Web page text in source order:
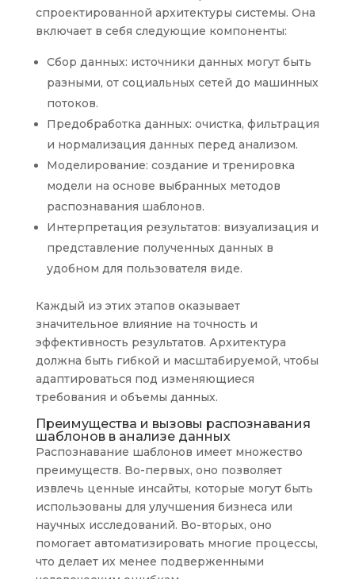
спроектированной архитектуры системы. Она
включает в себя следующие компоненты:
Сбор данных: источники данных могут быть
разными, от социальных сетей до машинных
потоков.
Предобработка данных: очистка, фильтрация
и нормализация данных перед анализом.
Моделирование: создание и тренировка
модели на основе выбранных методов
распознавания шаблонов.
Интерпретация результатов: визуализация и
представление полученных данных в
удобном для пользователя виде.
Каждый из этих этапов оказывает
значительное влияние на точность и
эффективность результатов. Архитектура
должна быть гибкой и масштабируемой, чтобы
адаптироваться под изменяющиеся
требования и объемы данных.
Преимущества и вызовы распознавания
шаблонов в анализе данных
Распознавание шаблонов имеет множество
преимуществ. Во-первых, оно позволяет
извлечь ценные инсайты, которые могут быть
использованы для улучшения бизнеса или
научных исследований. Во-вторых, оно
помогает автоматизировать многие процессы,
что делает их менее подверженными